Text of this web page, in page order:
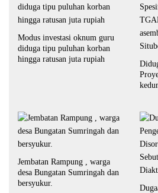
Modus investasi oknum guru
diduga tipu puluhan korban
hingga ratusan juta rupiah
Jembatan Rampung , warga
desa Bungatan Sumringah dan
bersyukur.